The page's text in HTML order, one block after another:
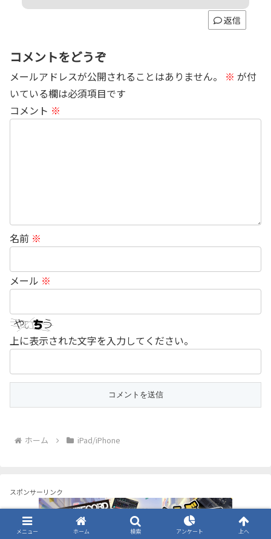
返信
コメントをどうぞ
メールアドレスが公開されることはありません。 ※ が付
いている欄は必須項目です
コメント ※
名前 ※
メール ※
上に表示された文字を入力してください。
ホーム iPad/iPhone
スポンサーリンク
メニュー ホーム 検索 アンケート 上へ